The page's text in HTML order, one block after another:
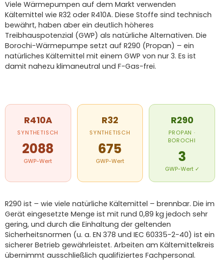
Viele Wärmepumpen auf dem Markt verwenden
Kältemittel wie R32 oder R410A. Diese Stoffe sind technisch
bewährt, haben aber ein deutlich höheres
Treibhauspotenzial (GWP) als natürliche Alternativen. Die
Borochi-Wärmepumpe setzt auf R290 (Propan) – ein
natürliches Kältemittel mit einem GWP von nur 3. Es ist
damit nahezu klimaneutral und F-Gas-frei.
R410A
SYNTHETISCH
2088
GWP-Wert
R32
SYNTHETISCH
675
GWP-Wert
R290
PROPAN ·
BOROCHI
3
GWP-Wert ✓
R290 ist – wie viele natürliche Kältemittel – brennbar. Die im
Gerät eingesetzte Menge ist mit rund 0,89 kg jedoch sehr
gering, und durch die Einhaltung der geltenden
Sicherheitsnormen (u. a. EN 378 und IEC 60335-2-40) ist ein
sicherer Betrieb gewährleistet. Arbeiten am Kältemittelkreis
übernimmt ausschließlich qualifiziertes Fachpersonal.